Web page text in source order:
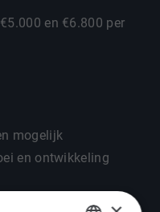
en €6.800 per
mogelijk
en ontwikkeling